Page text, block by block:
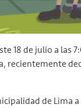
18 de julio a las
recientemente
de Lima